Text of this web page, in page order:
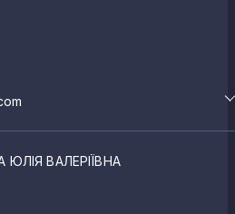
ЮЛІЯ ВАЛЕРІЇВНА